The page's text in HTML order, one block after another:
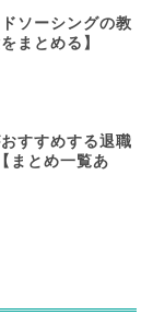
ソーシングの教
まとめる】
すすめする退職
まとめ一覧あ